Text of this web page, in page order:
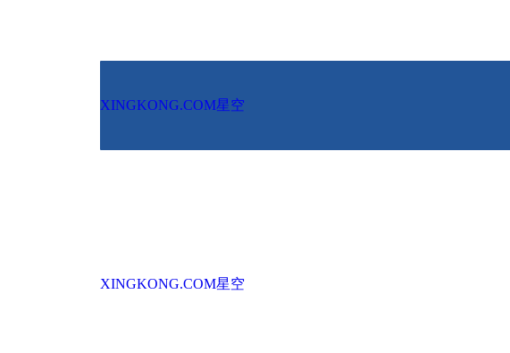
XINGKONG.COM星空
XINGKONG.COM星空